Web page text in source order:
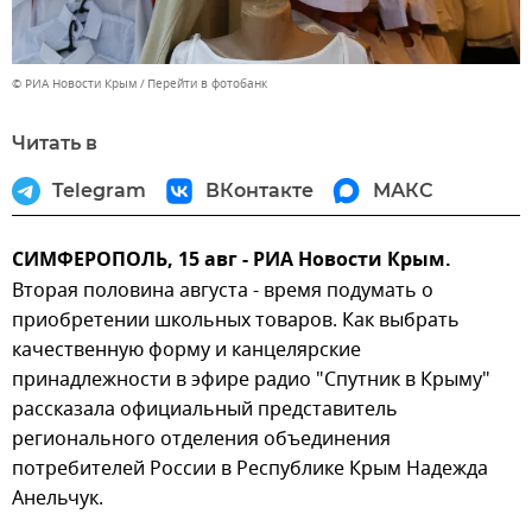
© РИА Новости Крым Перейти в фотобанк
Читать в
Telegram ВКонтакте МАКС
СИМФЕРОПОЛЬ, 15 авг - РИА Новости Крым.
Вторая половина августа - время подумать о
приобретении школьных товаров. Как выбрать
качественную форму и канцелярские
принадлежности в эфире радио "Спутник в Крыму"
рассказала официальный представитель
регионального отделения объединения
потребителей России в Республике Крым Надежда
Анельчук.